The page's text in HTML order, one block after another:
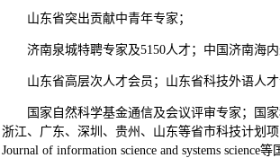
山东省突出贡献中青年专家；
济南泉城特聘专家及5150人才；中国济南海内
山东省高层次人才会员；山东省科技外语人才
国家自然科学基金通信及会议评审专家；国
浙江、广东、深圳、贵州、山东等省市科技计划项
Journal of information science and systems science